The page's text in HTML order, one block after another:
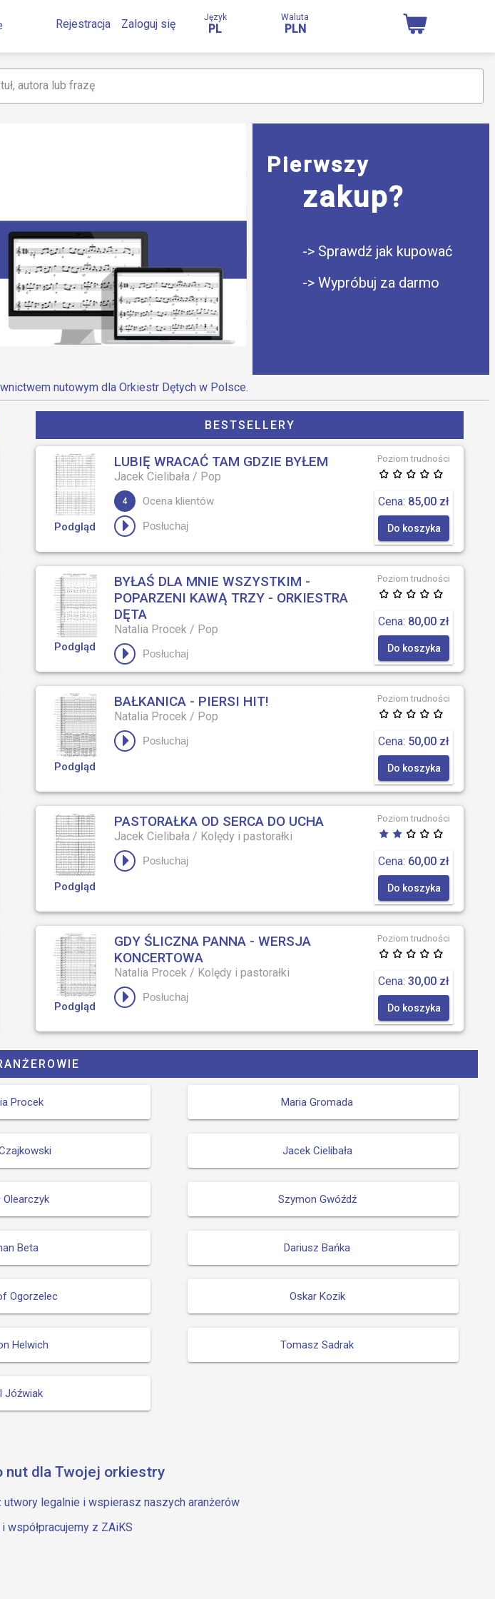
Rejestracja Zaloguj się Język
PL
Waluta
PLN
autora lub frazę
Pierwszy
zakup?
-> Sprawdź jak kupować
-> Wypróbuj za darmo
nutowym dla Orkiestr Dętych w Polsce.
BESTSELLERY
Podgląd
LUBIĘ WRACAĆ TAM GDZIE BYŁEM
Jacek Cielibała / Pop
4 Ocena klientów
Posłuchaj
Poziom trudności
Cena: 85,00 zł
Do koszyka
Podgląd
BYŁAŚ DLA MNIE WSZYSTKIM -
POPARZENI KAWĄ TRZY - ORKIESTRA
DĘTA
Natalia Procek / Pop
Posłuchaj
Poziom trudności
Cena: 80,00 zł
Do koszyka
Podgląd
BAŁKANICA - PIERSI HIT!
Natalia Procek / Pop
Posłuchaj
Poziom trudności
Cena: 50,00 zł
Do koszyka
Podgląd
PASTORAŁKA OD SERCA DO UCHA
Jacek Cielibała / Kolędy i pastorałki
Posłuchaj
Poziom trudności
Cena: 60,00 zł
Do koszyka
Podgląd
GDY ŚLICZNA PANNA - WERSJA
KONCERTOWA
Natalia Procek / Kolędy i pastorałki
Posłuchaj
Poziom trudności
Cena: 30,00 zł
Do koszyka
Procek Maria Gromada
Jacek Cielibała
Olearczyk Szymon Gwóźdź
Beta Dariusz Bańka
Ogorzelec Oskar Kozik
Helwich Tomasz Sadrak
Jóźwiak
nut dla Twojej orkiestry
legalnie i wspierasz naszych aranżerów
współpracujemy z ZAiKS